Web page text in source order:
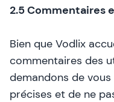
2.5 Commentaires
Bien que Vodlix
commentaires des
demandons de
précises et de ne